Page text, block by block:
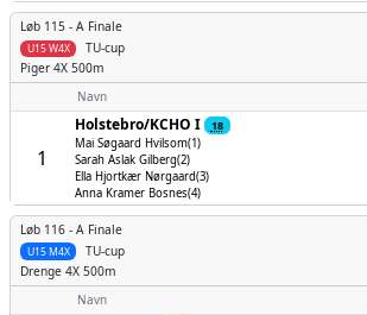
Løb 115 - A Finale
TU-cup
U15 W4X
Piger 4X 500m
Navn
1
Holstebro/­KCHO I
18
Mai Søgaard Hvilsom(1)
Sarah Aslak Gilberg(2)
Ella Hjortkær Nørgaard(3)
Anna Kramer Bosnes(4)
Løb 116 - A Finale
TU-cup
U15 M4X
Drenge 4X 500m
Navn